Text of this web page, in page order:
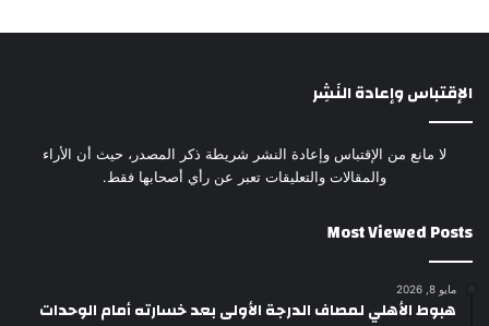
الإقتباس وإعادة النَشِر
لا مانع من الإقتباس وإعادة النشر شريطة ذكر المصدر، حيث أن الأراء
والمقالات والتعليقات تعبر عن رأي أصحابها فقط.
Most Viewed Posts
مايو 8, 2026
هبوط الأهلي لمصاف الدرجة الأولى بعد خسارته أمام الوحدات